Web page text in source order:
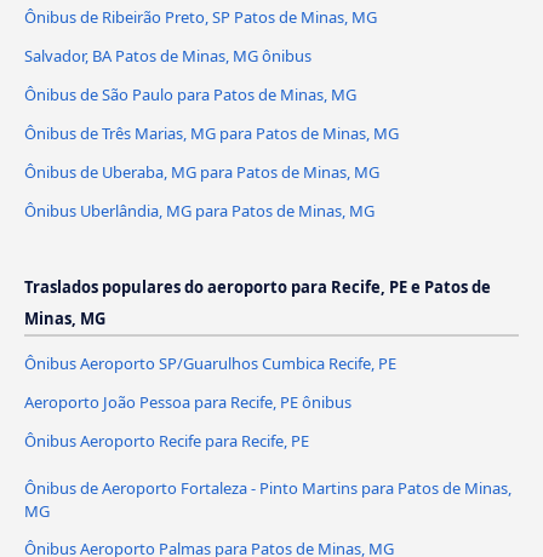
Ônibus de Ribeirão Preto, SP Patos de Minas, MG
Salvador, BA Patos de Minas, MG ônibus
Ônibus de São Paulo para Patos de Minas, MG
Ônibus de Três Marias, MG para Patos de Minas, MG
Ônibus de Uberaba, MG para Patos de Minas, MG
Ônibus Uberlândia, MG para Patos de Minas, MG
Traslados populares do aeroporto para Recife, PE e Patos de
Minas, MG
Ônibus Aeroporto SP/Guarulhos Cumbica Recife, PE
Aeroporto João Pessoa para Recife, PE ônibus
Ônibus Aeroporto Recife para Recife, PE
Ônibus de Aeroporto Fortaleza - Pinto Martins para Patos de Minas,
MG
Ônibus Aeroporto Palmas para Patos de Minas, MG